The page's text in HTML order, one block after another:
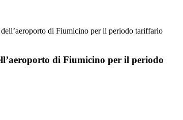
di Fiumicino per il periodo tariffario
di Fiumicino per il periodo